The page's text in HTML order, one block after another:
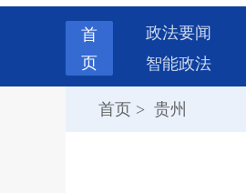
首
页
政法要闻
智能政法
首页 > 贵州